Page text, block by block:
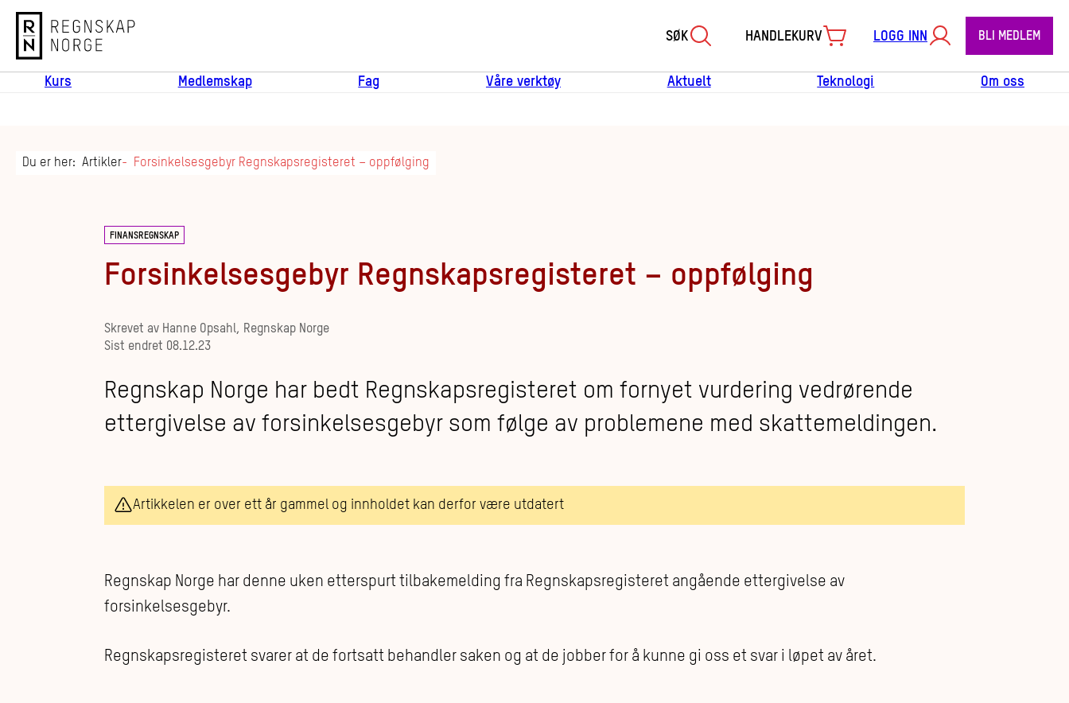
Regnskap Norge
SØK HANDLEKURV LOGG INN BLI MEDLEM
Kurs Medlemskap Fag Våre verktøy Aktuelt Teknologi Om oss
Du er her: Artikler Forsinkelsesgebyr Regnskapsregisteret – oppfølging
FINANSREGNSKAP
Forsinkelsesgebyr Regnskapsregisteret – oppfølging
Skrevet av Hanne Opsahl, Regnskap Norge
Sist endret 08.12.23
Regnskap Norge har bedt Regnskapsregisteret om fornyet vurdering vedrørende
ettergivelse av forsinkelsesgebyr som følge av problemene med skattemeldingen.
Artikkelen er over ett år gammel og innholdet kan derfor være utdatert
Regnskap Norge har denne uken etterspurt tilbakemelding fra Regnskapsregisteret angående ettergivelse av
forsinkelsesgebyr.
Regnskapsregisteret svarer at de fortsatt behandler saken og at de jobber for å kunne gi oss et svar i løpet av året.